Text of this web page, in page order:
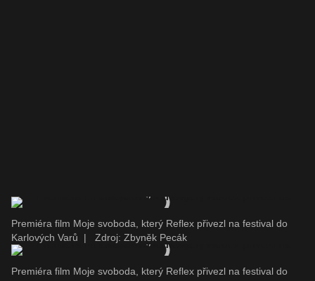
Premiéra film Moje svoboda, který Reflex přivezl na festival do
Karlových Varů
| Zdroj: Zbyněk Pecák
Premiéra film Moje svoboda, který Reflex přivezl na festival do